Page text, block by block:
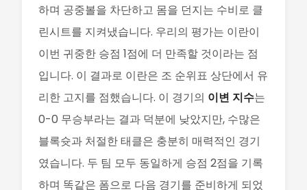
하며 공중볼을 차단하고 몸을 던지는 수비로 클
린시트를 지켜냈습니다. 우리의 평가는 이란이
이번 귀중한 승점 1점에 더 만족할 것이라는 점
입니다. 이 결과로 이란은 조 순위표 상단에서 유
리한 고지를 점했습니다. 이 경기의 이변 지수는
0-0 무승부라는 결과 덕분에 낮았지만, 수많은
블록슛과 처절한 태클은 충분히 매력적인 경기
였습니다. 두 팀 모두 동일하게 승점 2점을 기록
하며 똑같은 폼으로 다음 경기를 준비하게 되었